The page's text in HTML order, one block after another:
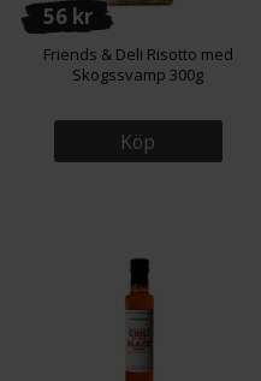
56 kr
Friends & Deli Risotto med
Skogssvamp 300g
Köp